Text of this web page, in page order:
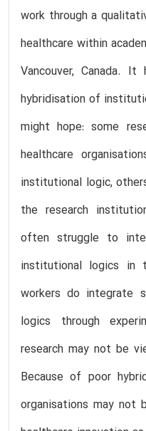
work through a
healthcare within
Vancouver, Canada.
hybridisation of
might hope: some
healthcare
institutional logic,
the research
often struggle to
institutional logics in
workers do integrate
logics through
research may not be
Because of poor
organisations may